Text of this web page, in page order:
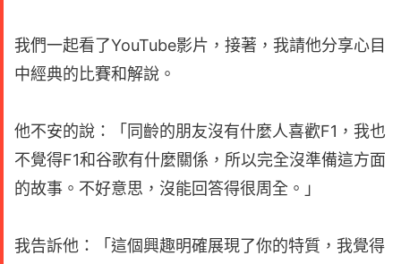
我們一起看了YouTube影片，接著，我請他分享心目
中經典的比賽和解說。
他不安的說：「同齡的朋友沒有什麼人喜歡F1，我也
不覺得F1和谷歌有什麼關係，所以完全沒準備這方面
的故事。不好意思，沒能回答得很周全。」
我告訴他：「這個興趣明確展現了你的特質，我覺得